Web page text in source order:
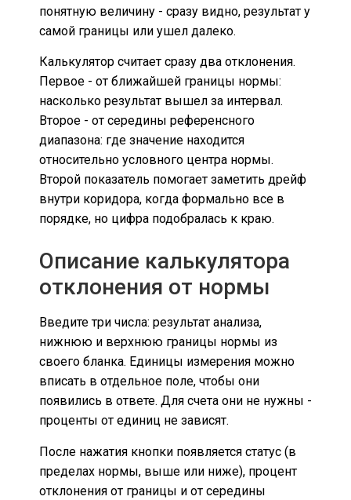
понятную величину - сразу видно, результат у
самой границы или ушел далеко.
Калькулятор считает сразу два отклонения.
Первое - от ближайшей границы нормы:
насколько результат вышел за интервал.
Второе - от середины референсного
диапазона: где значение находится
относительно условного центра нормы.
Второй показатель помогает заметить дрейф
внутри коридора, когда формально все в
порядке, но цифра подобралась к краю.
Описание калькулятора
отклонения от нормы
Введите три числа: результат анализа,
нижнюю и верхнюю границы нормы из
своего бланка. Единицы измерения можно
вписать в отдельное поле, чтобы они
появились в ответе. Для счета они не нужны -
проценты от единиц не зависят.
После нажатия кнопки появляется статус (в
пределах нормы, выше или ниже), процент
отклонения от границы и от середины